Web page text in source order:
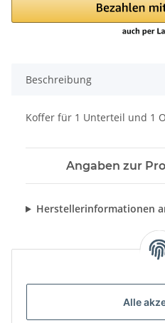
Alle
Beschreibung
Koffer für 1 Unterteil und 1
Angaben zur
Herstellerinformationen